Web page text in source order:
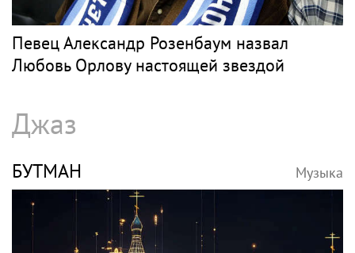
Певец Александр Розенбаум назвал
Любовь Орлову настоящей звездой
Джаз
БУТМАН Музыка